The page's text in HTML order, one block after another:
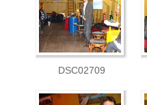
DSC02709